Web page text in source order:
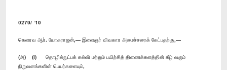
0279/ ‘10
கெளரவ ஆர். யோகராஜன்,— இளைஞர் விவகார அமைச்சரைக் கேட்பதற்கு,—
(அ) (i) தொழில்நுட்பக் கல்வி மற்றும் பயிற்சித் திணைக்களத்தின் கீழ் வரும்
நிறுவனங்களின் பெயர்களையும்,